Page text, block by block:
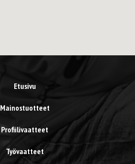
Etusivu
Mainostuotteet
Profiilivaatteet
Työvaatteet